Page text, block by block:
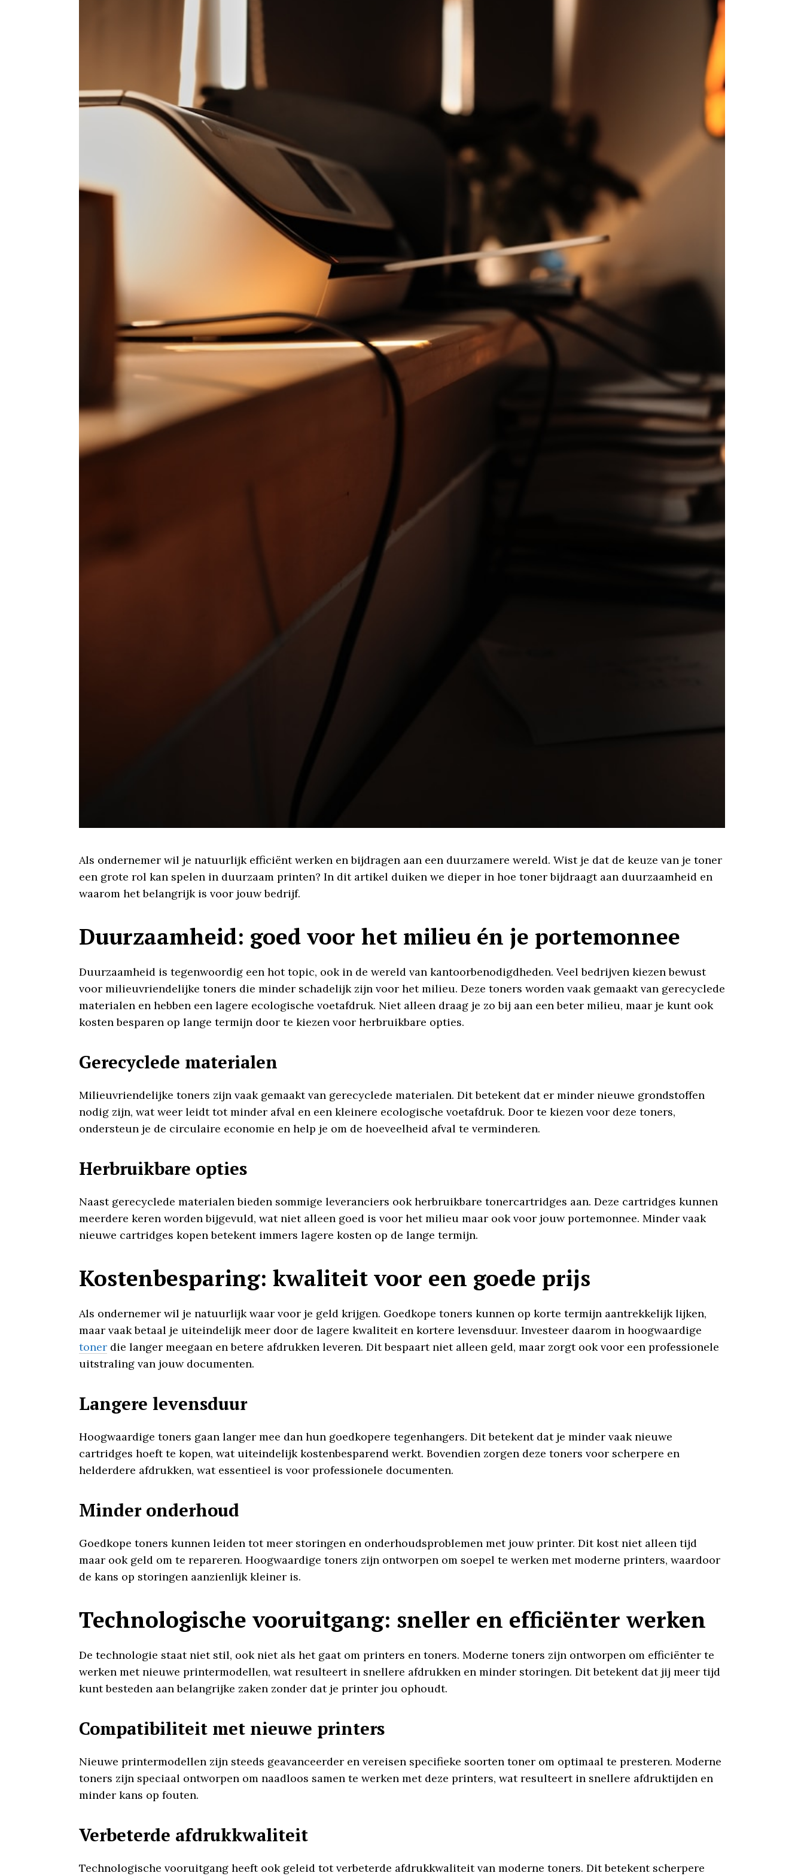
Als ondernemer wil je natuurlijk efficiënt werken en bijdragen aan een duurzamere wereld. Wist je dat de keuze van je toner
een grote rol kan spelen in duurzaam printen? In dit artikel duiken we dieper in hoe toner bijdraagt aan duurzaamheid en
waarom het belangrijk is voor jouw bedrijf.
Duurzaamheid: goed voor het milieu én je portemonnee
Duurzaamheid is tegenwoordig een hot topic, ook in de wereld van kantoorbenodigdheden. Veel bedrijven kiezen bewust
voor milieuvriendelijke toners die minder schadelijk zijn voor het milieu. Deze toners worden vaak gemaakt van gerecyclede
materialen en hebben een lagere ecologische voetafdruk. Niet alleen draag je zo bij aan een beter milieu, maar je kunt ook
kosten besparen op lange termijn door te kiezen voor herbruikbare opties.
Gerecyclede materialen
Milieuvriendelijke toners zijn vaak gemaakt van gerecyclede materialen. Dit betekent dat er minder nieuwe grondstoffen
nodig zijn, wat weer leidt tot minder afval en een kleinere ecologische voetafdruk. Door te kiezen voor deze toners,
ondersteun je de circulaire economie en help je om de hoeveelheid afval te verminderen.
Herbruikbare opties
Naast gerecyclede materialen bieden sommige leveranciers ook herbruikbare tonercartridges aan. Deze cartridges kunnen
meerdere keren worden bijgevuld, wat niet alleen goed is voor het milieu maar ook voor jouw portemonnee. Minder vaak
nieuwe cartridges kopen betekent immers lagere kosten op de lange termijn.
Kostenbesparing: kwaliteit voor een goede prijs
Als ondernemer wil je natuurlijk waar voor je geld krijgen. Goedkope toners kunnen op korte termijn aantrekkelijk lijken,
maar vaak betaal je uiteindelijk meer door de lagere kwaliteit en kortere levensduur. Investeer daarom in hoogwaardige
toner die langer meegaan en betere afdrukken leveren. Dit bespaart niet alleen geld, maar zorgt ook voor een professionele
uitstraling van jouw documenten.
Langere levensduur
Hoogwaardige toners gaan langer mee dan hun goedkopere tegenhangers. Dit betekent dat je minder vaak nieuwe
cartridges hoeft te kopen, wat uiteindelijk kostenbesparend werkt. Bovendien zorgen deze toners voor scherpere en
helderdere afdrukken, wat essentieel is voor professionele documenten.
Minder onderhoud
Goedkope toners kunnen leiden tot meer storingen en onderhoudsproblemen met jouw printer. Dit kost niet alleen tijd
maar ook geld om te repareren. Hoogwaardige toners zijn ontworpen om soepel te werken met moderne printers, waardoor
de kans op storingen aanzienlijk kleiner is.
Technologische vooruitgang: sneller en efficiënter werken
De technologie staat niet stil, ook niet als het gaat om printers en toners. Moderne toners zijn ontworpen om efficiënter te
werken met nieuwe printermodellen, wat resulteert in snellere afdrukken en minder storingen. Dit betekent dat jij meer tijd
kunt besteden aan belangrijke zaken zonder dat je printer jou ophoudt.
Compatibiliteit met nieuwe printers
Nieuwe printermodellen zijn steeds geavanceerder en vereisen specifieke soorten toner om optimaal te presteren. Moderne
toners zijn speciaal ontworpen om naadloos samen te werken met deze printers, wat resulteert in snellere afdruktijden en
minder kans op fouten.
Verbeterde afdrukkwaliteit
Technologische vooruitgang heeft ook geleid tot verbeterde afdrukkwaliteit van moderne toners. Dit betekent scherpere